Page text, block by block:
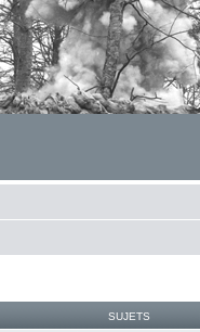
SUJETS